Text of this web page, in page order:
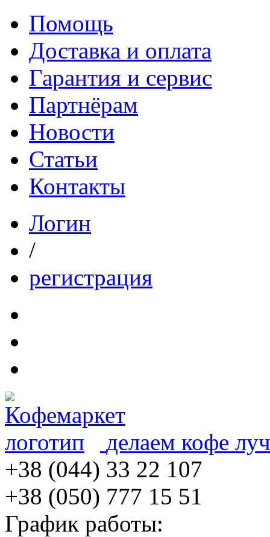
Помощь
Доставка и оплата
Гарантия и сервис
Партнёрам
Новости
Статьи
Контакты
Логин
/
регистрация
делаем кофе
+38 (044) 33 22 107
+38 (050) 777 15 51
График работы: